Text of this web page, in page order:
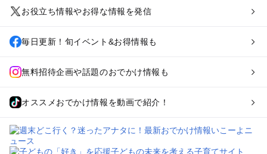
お役立ち情報やお得な情報を発信
毎日更新！旬イベント&お得情報も
無料招待企画や話題のおでかけ情報も
オススメおでかけ情報を動画で紹介！